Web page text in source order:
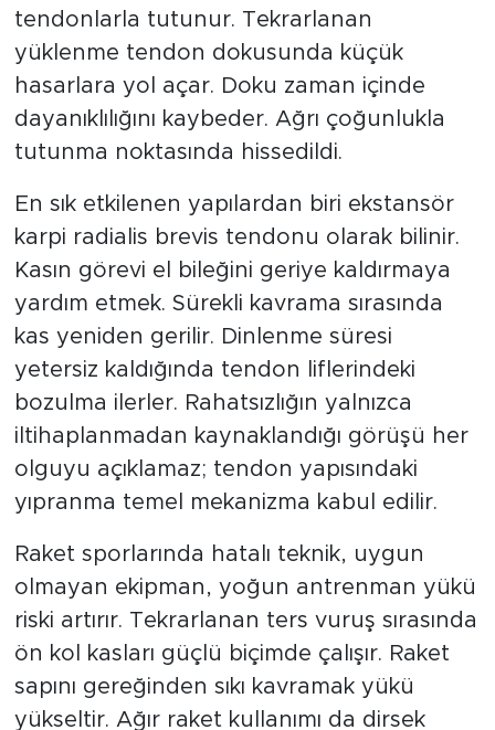
tendonlarla tutunur. Tekrarlanan
yüklenme tendon dokusunda küçük
hasarlara yol açar. Doku zaman içinde
dayanıklılığını kaybeder. Ağrı çoğunlukla
tutunma noktasında hissedildi.
En sık etkilenen yapılardan biri ekstansör
karpi radialis brevis tendonu olarak bilinir.
Kasın görevi el bileğini geriye kaldırmaya
yardım etmek. Sürekli kavrama sırasında
kas yeniden gerilir. Dinlenme süresi
yetersiz kaldığında tendon liflerindeki
bozulma ilerler. Rahatsızlığın yalnızca
iltihaplanmadan kaynaklandığı görüşü her
olguyu açıklamaz; tendon yapısındaki
yıpranma temel mekanizma kabul edilir.
Raket sporlarında hatalı teknik, uygun
olmayan ekipman, yoğun antrenman yükü
riski artırır. Tekrarlanan ters vuruş sırasında
ön kol kasları güçlü biçimde çalışır. Raket
sapını gereğinden sıkı kavramak yükü
yükseltir. Ağır raket kullanımı da dirsek